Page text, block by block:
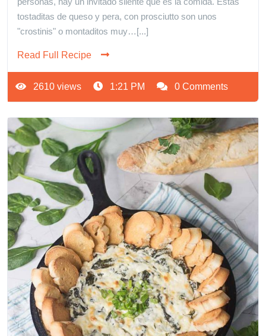
tostaditas de queso y pera, con prosciutto son unos
"crostinis" o montaditos muy…[...]
Read Full Recipe
2610 views 1:21 PM 0 Comments